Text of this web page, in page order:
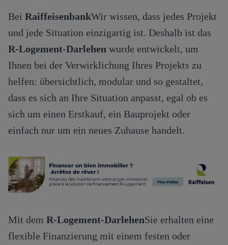
Bei RaiffeisenbankWir wissen, dass jedes Projekt
und jede Situation einzigartig ist. Deshalb ist das
R-Logement-Darlehen wurde entwickelt, um
Ihnen bei der Verwirklichung Ihres Projekts zu
helfen: übersichtlich, modular und so gestaltet,
dass es sich an Ihre Situation anpasst, egal ob es
sich um einen Erstkauf, ein Bauprojekt oder
einfach nur um ein neues Zuhause handelt.
Mit dem R-Logement-DarlehenSie erhalten eine
flexible Finanzierung mit einem festen oder